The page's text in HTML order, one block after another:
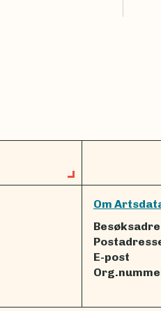
Om
E-post